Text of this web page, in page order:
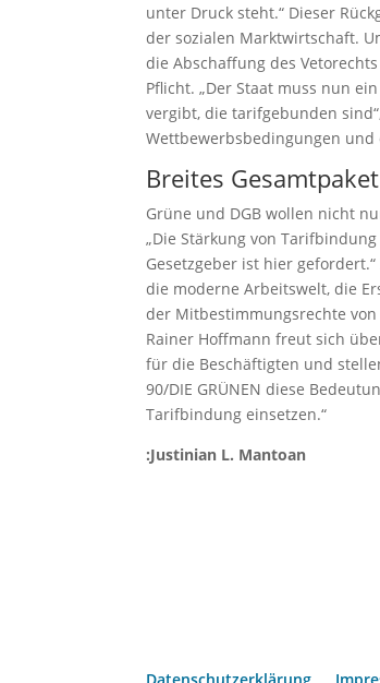
unter Druck steht.“ Dieser
der sozialen Marktwirtschaft.
die Abschaffung des
Pflicht. „Der Staat muss nun
vergibt, die tarifgebunden
Wettbewerbsbedingungen und
Breites
Grüne und DGB wollen nicht
„Die Stärkung von
Gesetzgeber ist hier
die moderne Arbeitswelt, die
der Mitbestimmungsrechte
Rainer Hoffmann freut sich
für die Beschäftigten und
90/DIE GRÜNEN diese
Tarifbindung einsetzen.“
:Justinian L. Mantoan